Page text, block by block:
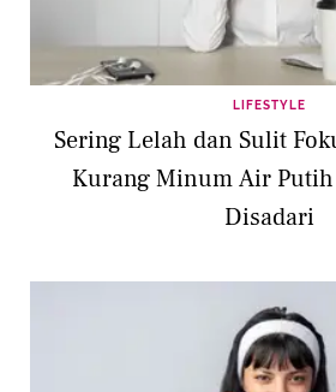
LIFESTYLE
Sering Lelah dan Sulit
Kurang Minum Air Putih
Disadari